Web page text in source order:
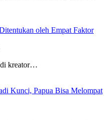
oleh Empat Faktor
kreator…
Kunci, Papua Bisa Melompat